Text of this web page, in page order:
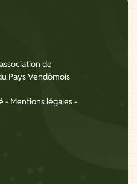
de
Pays Vendômois
- Mentions légales-